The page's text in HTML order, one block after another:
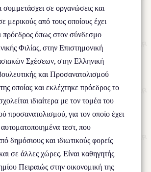
σε οργανώσεις και
μερικούς από τους οποίους έχει
πρόεδρος όπως στον σύνδεσμο
Φιλίας, στην Επιστημονική
Σχέσεων, στην Ελληνική
και Προσανατολισμού
οποίας και εκλέχτηκε πρόεδρος το
ιδιαίτερα με τον τομέα του
προσανατολισμού, για τον οποίο έχει
τεστ, που
δημόσιους και ιδιωτικούς φορείς
σε άλλες χώρες. Είναι καθηγητής
Πειραιώς στην οικονομική της